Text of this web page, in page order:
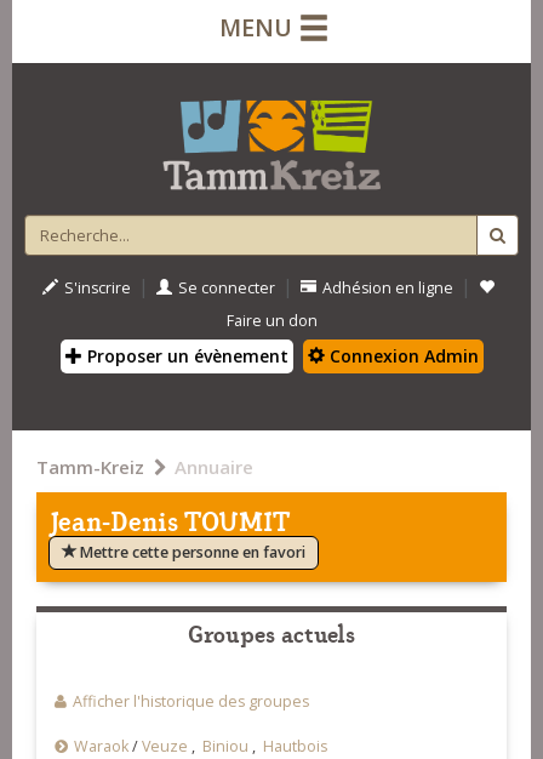
MENU
S'inscrire | Se connecter | Adhésion en ligne |
Faire un don
Proposer un évènement Connexion Admin
Tamm-Kreiz Annuaire
Jean-Denis TOUMIT
Mettre cette personne en favori
Groupes actuels
Afficher l'historique des groupes
Waraok/Veuze , Biniou , Hautbois